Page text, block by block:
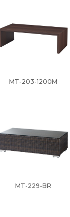
MT-203-1200M
MT-229-BR